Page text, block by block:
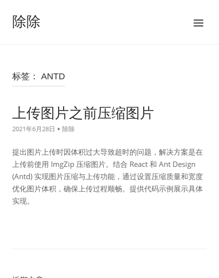
除除
菜
标签： ANTD
上传图片之前压缩图片
2021年6月28日 除除
提出图片上传时因体积过大导致超时的问题，解决方案是在
上传前使用 ImgZip 压缩图片。结合 React 和 Ant Design
(Antd) 实现图片压缩与上传功能，通过设置压缩质量和宽度
优化图片体积，确保上传过程顺畅。提供代码示例展示具体
实现。